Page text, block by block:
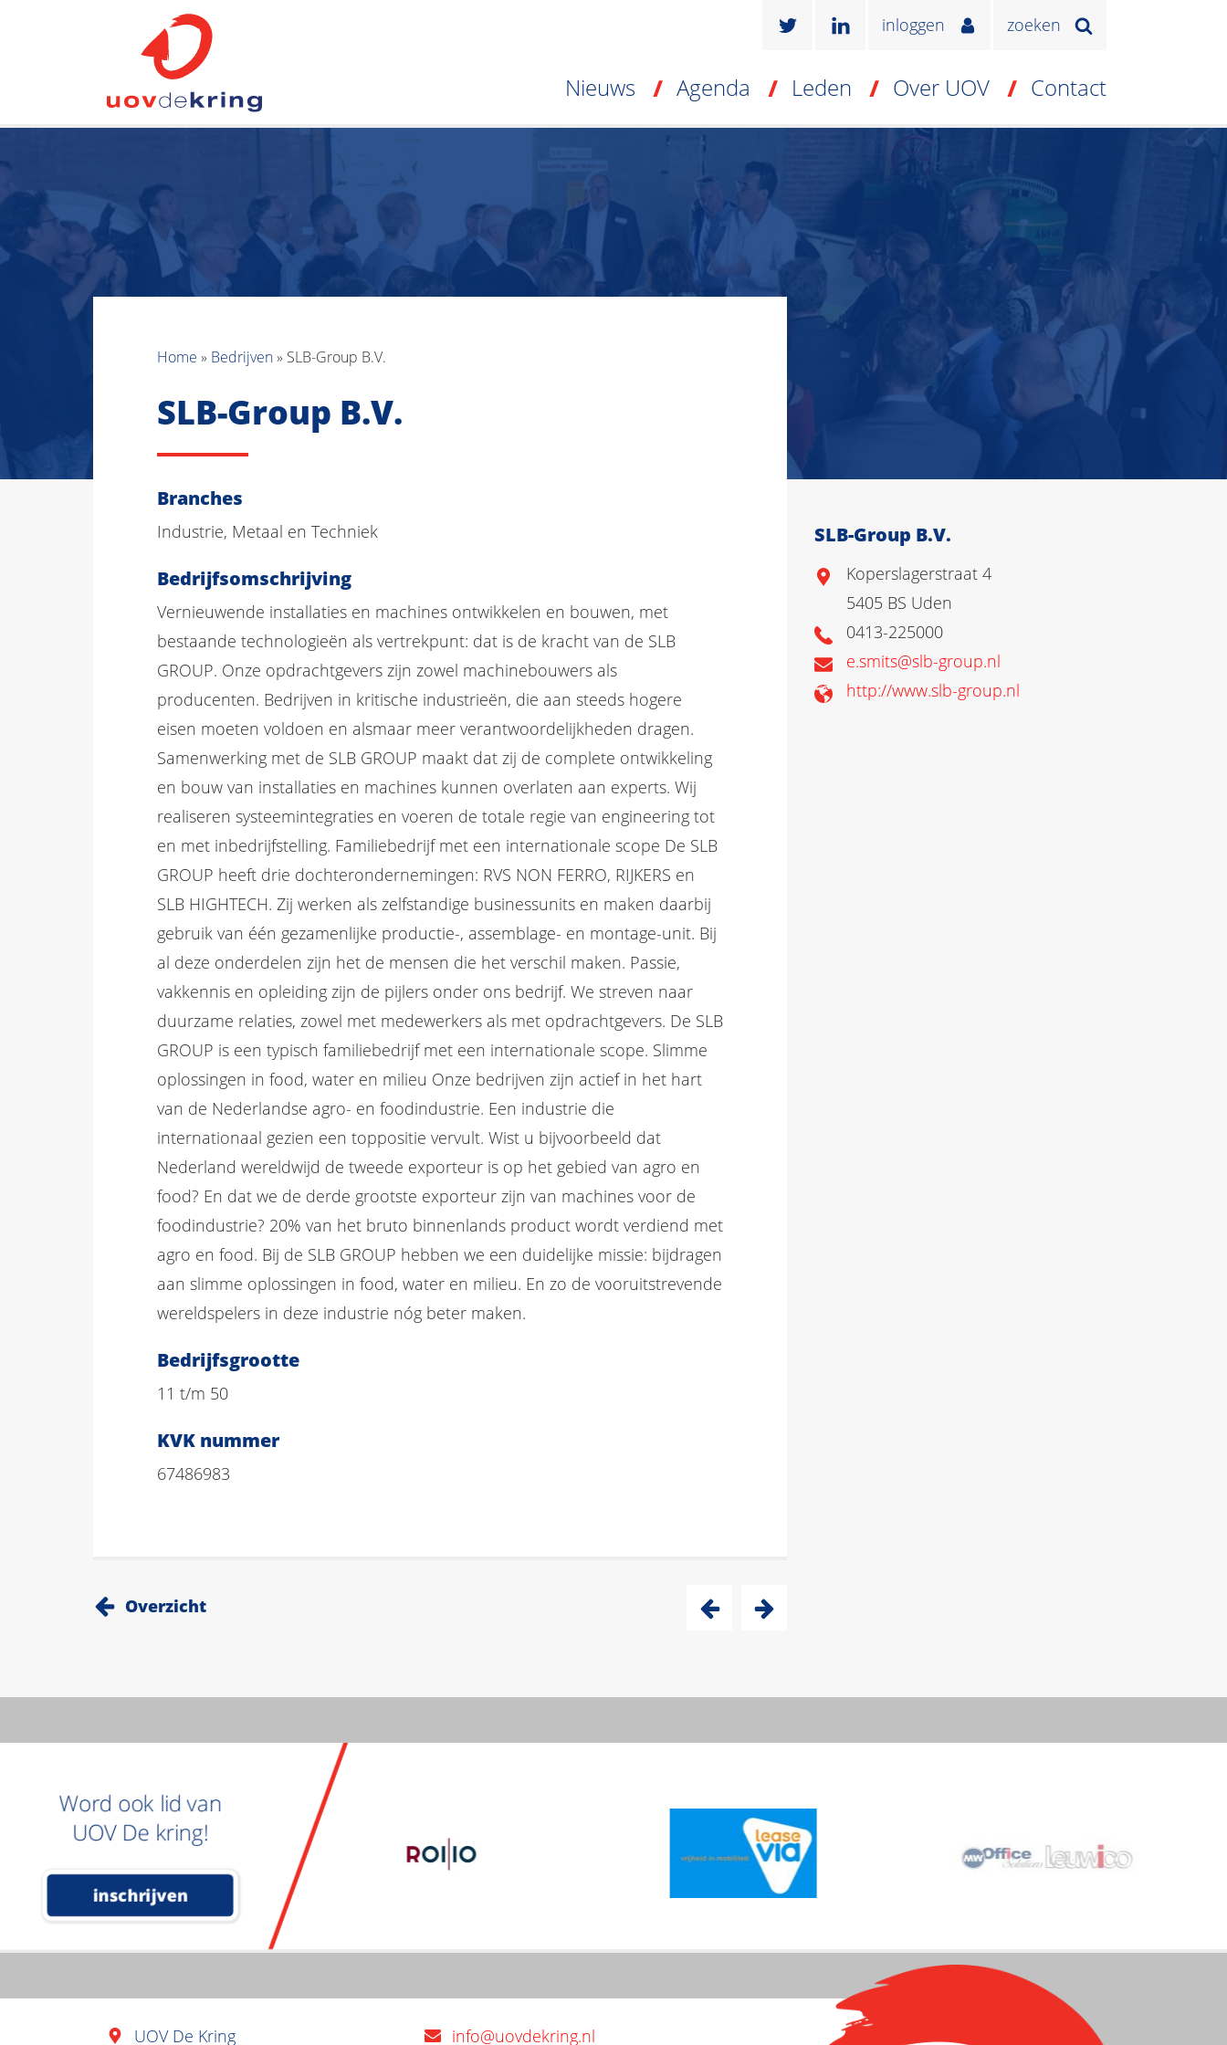
inloggen zoeken
Nieuws Agenda Leden Over UOV Contact
Home » Bedrijven» SLB-Group B.V.
SLB-Group B.V.
Branches
Industrie, Metaal en Techniek
Bedrijfsomschrijving
Vernieuwende installaties en machines ontwikkelen en bouwen, met
bestaande technologieën als vertrekpunt: dat is de kracht van de SLB
GROUP. Onze opdrachtgevers zijn zowel machinebouwers als
producenten. Bedrijven in kritische industrieën, die aan steeds hogere
eisen moeten voldoen en alsmaar meer verantwoordelijkheden dragen.
Samenwerking met de SLB GROUP maakt dat zij de complete ontwikkeling
en bouw van installaties en machines kunnen overlaten aan experts. Wij
realiseren systeemintegraties en voeren de totale regie van engineering tot
en met inbedrijfstelling. Familiebedrijf met een internationale scope De SLB
GROUP heeft drie dochterondernemingen: RVS NON FERRO, RIJKERS en
SLB HIGHTECH. Zij werken als zelfstandige businessunits en maken daarbij
gebruik van één gezamenlijke productie-, assemblage- en montage-unit. Bij
al deze onderdelen zijn het de mensen die het verschil maken. Passie,
vakkennis en opleiding zijn de pijlers onder ons bedrijf. We streven naar
duurzame relaties, zowel met medewerkers als met opdrachtgevers. De SLB
GROUP is een typisch familiebedrijf met een internationale scope. Slimme
oplossingen in food, water en milieu Onze bedrijven zijn actief in het hart
van de Nederlandse agro- en foodindustrie. Een industrie die
internationaal gezien een toppositie vervult. Wist u bijvoorbeeld dat
Nederland wereldwijd de tweede exporteur is op het gebied van agro en
food? En dat we de derde grootste exporteur zijn van machines voor de
foodindustrie? 20% van het bruto binnenlands product wordt verdiend met
agro en food. Bij de SLB GROUP hebben we een duidelijke missie: bijdragen
aan slimme oplossingen in food, water en milieu. En zo de vooruitstrevende
wereldspelers in deze industrie nóg beter maken.
Bedrijfsgrootte
11 t/m 50
KVK nummer
67486983
Overzicht
SLB-Group B.V.
Koperslagerstraat 4
5405 BS Uden
0413-225000
e.smits@slb-group.nl
http://www.slb-group.nl
Word ook lid van
UOV De kring!
inschrijven
UOV De Kring info@uovdekring.nl